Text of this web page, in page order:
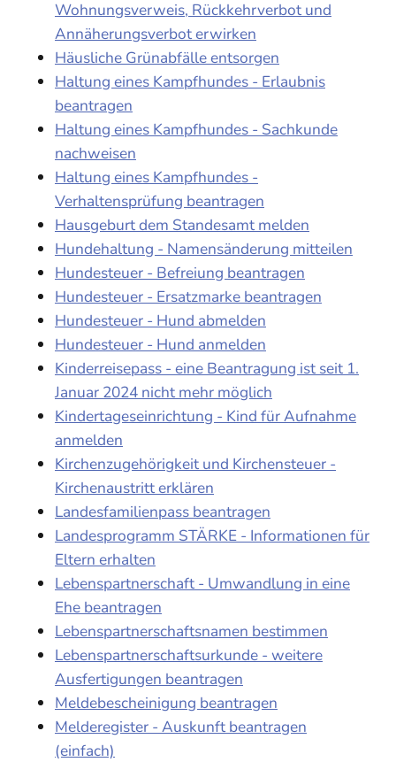
Wohnungsverweis, Rückkehrverbot und
Annäherungsverbot erwirken
Häusliche Grünabfälle entsorgen
Haltung eines Kampfhundes - Erlaubnis
beantragen
Haltung eines Kampfhundes - Sachkunde
nachweisen
Haltung eines Kampfhundes -
Verhaltensprüfung beantragen
Hausgeburt dem Standesamt melden
Hundehaltung - Namensänderung mitteilen
Hundesteuer - Befreiung beantragen
Hundesteuer - Ersatzmarke beantragen
Hundesteuer - Hund abmelden
Hundesteuer - Hund anmelden
Kinderreisepass - eine Beantragung ist seit 1.
Januar 2024 nicht mehr möglich
Kindertageseinrichtung - Kind für Aufnahme
anmelden
Kirchenzugehörigkeit und Kirchensteuer -
Kirchenaustritt erklären
Landesfamilienpass beantragen
Landesprogramm STÄRKE - Informationen für
Eltern erhalten
Lebenspartnerschaft - Umwandlung in eine
Ehe beantragen
Lebenspartnerschaftsnamen bestimmen
Lebenspartnerschaftsurkunde - weitere
Ausfertigungen beantragen
Meldebescheinigung beantragen
Melderegister - Auskunft beantragen
(einfach)